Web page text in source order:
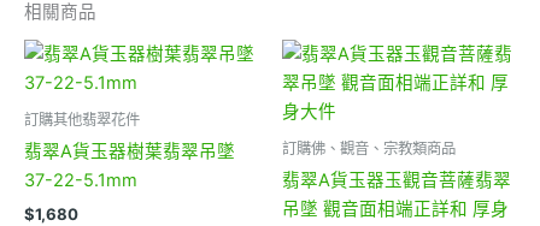
相關商品
訂購其他翡翠花件
翡翠A貨玉器樹葉翡翠吊墜
37-22-5.1mm
$1,680
訂購佛、觀音、宗教類商品
翡翠A貨玉器玉觀音菩薩翡翠
吊墜 觀音面相端正詳和 厚身